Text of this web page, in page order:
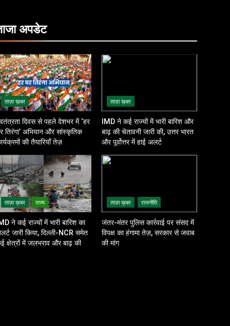
अपडेट
ताज़ा ख़बर
दिवस से पहले देशभर में ‘हर
तिरंगा’ अभियान और सांस्कृतिक
की तैयारियाँ तेज़
ताज़ा ख़बर
IMD ने कई राज्यों में भारी बारिश और
बाढ़ की चेतावनी जारी की, उत्तर भारत
और पूर्वोत्तर में हाई अलर्ट
ताज़ा ख़बर राज्य
ने कई राज्यों में भारी बारिश का
जारी किया, दिल्ली-NCR समेत
क्षेत्रों में जलभराव और बाढ़ की
ताज़ा ख़बर राजनीति
जंतर-मंतर पुलिस कार्रवाई पर संसद में
विपक्ष का हंगामा तेज़, सरकार से जवाब
की मांग